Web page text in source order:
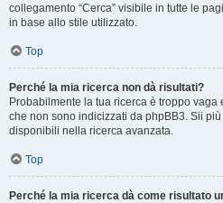
collegamento “Cerca” visibile in tutte le
in base allo stile utilizzato.
Top
Perché la mia ricerca non dà risultati?
Probabilmente la tua ricerca è troppo
che non sono indicizzati da phpBB3. Sii
disponibili nella ricerca avanzata.
Top
Perché la mia ricerca dà come risultato